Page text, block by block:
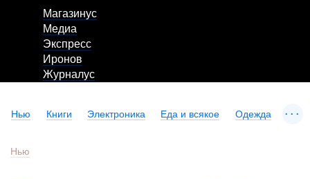
Магазинус
Медиа
Экспресс
Иронов
Журналус
Нью Книги Электроника Еда и всякое Одежда ...
Нью